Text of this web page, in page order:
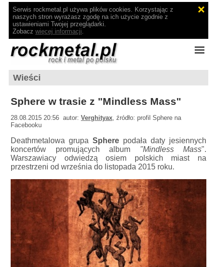
Serwis rockmetal.pl używa plików cookies. Korzystając z
naszych stron wyrażasz zgodę na ich użycie zgodnie z
ustawieniami Twojej przeglądarki.
Zobacz więcej informacji.
Wieści
Sphere w trasie z "Mindless Mass"
28.08.2015 20:56 autor:Verghityax, źródło: profil Sphere na
Facebooku
Deathmetalowa grupaSphere podała daty jesiennych
koncertów promujących album "Mindless Mass".
Warszawiacy odwiedzą osiem polskich miast na
przestrzeni od września do listopada 2015 roku.